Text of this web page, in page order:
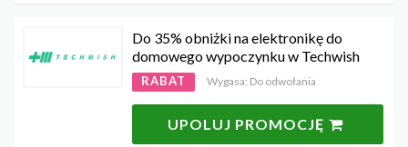
Do 35% obniżki na elektronikę do
domowego wypoczynku w Techwish
RABAT Wygasa: Do odwołania
UPOLUJ PROMOCJĘ